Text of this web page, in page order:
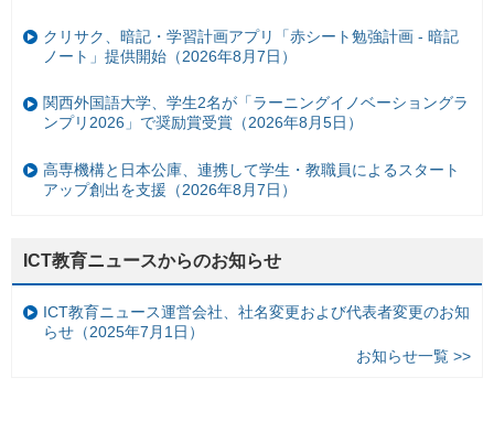
クリサク、暗記・学習計画アプリ「赤シート勉強計画 - 暗記
ノート」提供開始（2026年8月7日）
関西外国語大学、学生2名が「ラーニングイノベーショングラ
ンプリ2026」で奨励賞受賞（2026年8月5日）
高専機構と日本公庫、連携して学生・教職員によるスタート
アップ創出を支援（2026年8月7日）
ICT教育ニュースからのお知らせ
ICT教育ニュース運営会社、社名変更および代表者変更のお知
らせ（2025年7月1日）
お知らせ一覧 >>